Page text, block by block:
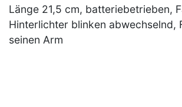
Länge 21,5 cm, batteriebetrieben,
Hinterlichter blinken abwechselnd,
seinen Arm